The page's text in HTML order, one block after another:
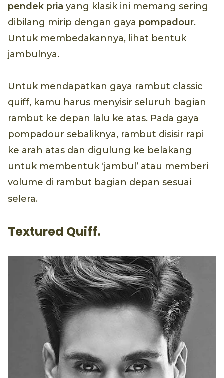
pendek pria yang klasik ini memang sering
dibilang mirip dengan gaya pompadour.
Untuk membedakannya, lihat bentuk
jambulnya.
Untuk mendapatkan gaya rambut classic
quiff, kamu harus menyisir seluruh bagian
rambut ke depan lalu ke atas. Pada gaya
pompadour sebaliknya, rambut disisir rapi
ke arah atas dan digulung ke belakang
untuk membentuk ‘jambul’ atau memberi
volume di rambut bagian depan sesuai
selera.
Textured Quiff.